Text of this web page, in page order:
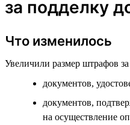
за подделку
Что изменилось
Увеличили размер штрафов
документов,
документов,
на осуществление